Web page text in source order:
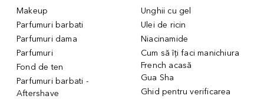
Makeup
Parfumuri barbati
Parfumuri dama
Parfumuri
Fond de ten
Parfumuri barbati -
Aftershave
Unghii cu gel
Ulei de ricin
Niacinamide
Cum să îți faci manichiura
French acasă
Gua Sha
Ghid pentru verificarea